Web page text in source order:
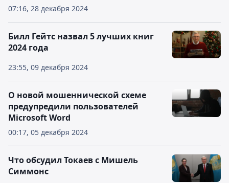
07:16, 28 декабря 2024
23:55, 09 декабря 2024
Билл Гейтс назвал 5 лучших книг
2024 года
00:17, 05 декабря 2024
О новой мошеннической схеме
предупредили пользователей
Microsoft Word
Что обсудил Токаев с Мишель
Симмонс